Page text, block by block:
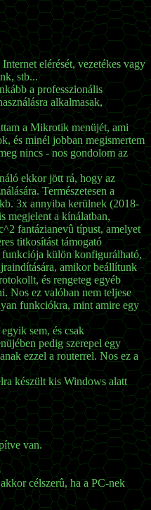
elérését, vezetékes vagy
stb...
a professzionális
alkalmasak,
a Mikrotik menüjét, ami
és minél jobban megismertem
nincs - nos gondolom az
ekkor jött rá, hogy az
Természetesen a
3x annyiba kerülnek (2018-
megjelent a kínálatban,
fantázianevû típust, amelyet
titkosítást támogató
funkciója külön konfigurálható,
amikor beállítunk
és rengeteg egyéb
Nos ez valóban nem teljese
funkciókra, mint amire egy
sem, és csak
pedig szerepel egy
ezzel a routerrel. Nos ez a
készült kis Windows alatt
van.
célszerû, ha a PC-nek